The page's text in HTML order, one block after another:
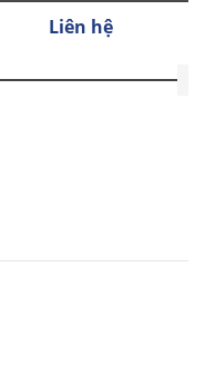
Liên hệ